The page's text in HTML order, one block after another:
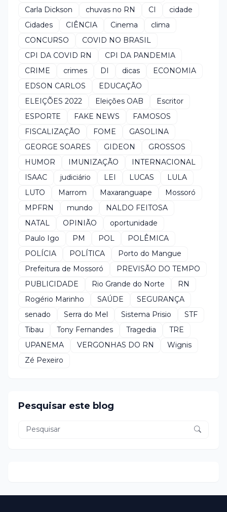
Carla Dickson
chuvas no RN CI
cidade
Cidades
CIÊNCIA Cinema
clima
CONCURSO
COVID NO BRASIL
CPI DA COVID RN
CPI DA PANDEMIA
CRIME
crimes DI dicas
ECONOMIA
EDSON CARLOS
EDUCAÇÃO
ELEIÇÕES 2022
Eleições OAB
Escritor
ESPORTE
FAKE NEWS
FAMOSOS
FISCALIZAÇÃO
FOME
GASOLINA
GEORGE SOARES
GIDEON
GROSSOS
HUMOR
IMUNIZAÇÃO
INTERNACIONAL
ISAAC
judiciário LEI LUCAS
LULA
LUTO
Marrom Maxaranguape
Mossoró
MPFRN
mundo
NALDO FEITOSA
NATAL
OPINIÃO
oportunidade
Paulo Igo
PM POL
POLÊMICA
POLÍCIA
POLÍTICA
Porto do Mangue
Prefeitura de Mossoró
PREVISÃO DO TEMPO
PUBLICIDADE
Rio Grande do Norte
RN
Rogério Marinho
SAÚDE
SEGURANÇA
senado
Serra do Mel Sistema Prisio
STF
Tibau
Tony Fernandes Tragedia
TRE
UPANEMA
VERGONHAS DO RN
Wignis
Zé Pexeiro
Pesquisar este blog